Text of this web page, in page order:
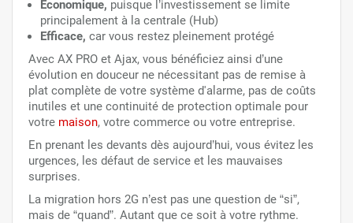
Économique, puisque l’investissement se limite
principalement à la centrale (Hub)
Efficace, car vous restez pleinement protégé
Avec AX PRO et Ajax, vous bénéficiez ainsi d’une
évolution en douceur ne nécessitant pas de remise à
plat complète de votre système d'alarme, pas de coûts
inutiles et une continuité de protection optimale pour
votre maison, votre commerce ou votre entreprise.
En prenant les devants dès aujourd’hui, vous évitez les
urgences, les défaut de service et les mauvaises
surprises.
La migration hors 2G n’est pas une question de “si”,
mais de “quand”. Autant que ce soit à votre rythme.